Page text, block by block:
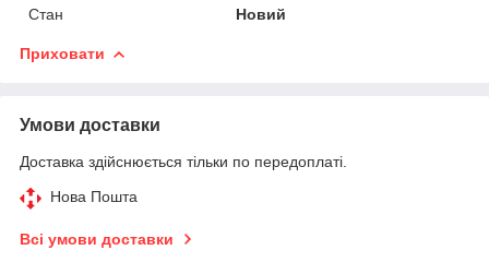
Стан
Новий
Приховати
Умови доставки
Доставка здійснюється тільки по передоплаті.
Нова Пошта
Всі умови доставки